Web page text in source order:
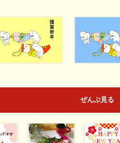
ぜんぶ見る